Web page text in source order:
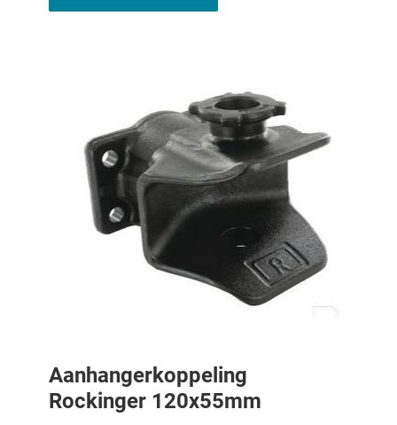
Aanhangerkoppeling
Rockinger 120x55mm
Aanhangerkoppeling Rockinger